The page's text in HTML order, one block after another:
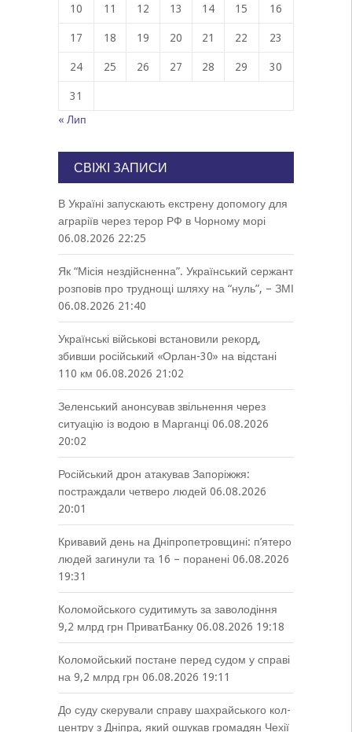
10 11 12 13 14 15 16
17 18 19 20 21 22 23
24 25 26 27 28 29 30
31
« Лип
СВІЖІ ЗАПИСИ
В Україні запускають екстрену допомогу для
аграріїв через терор РФ в Чорному морі
06.08.2026 22:25
Як “Місія нездійсненна”. Український сержант
розповів про труднощі шляху на “нуль”, – ЗМІ
06.08.2026 21:40
Українські військові встановили рекорд,
збивши російський «Орлан-30» на відстані
110 км 06.08.2026 21:02
Зеленський анонсував звільнення через
ситуацію із водою в Марганці 06.08.2026
20:02
Російський дрон атакував Запоріжжя:
постраждали четверо людей 06.08.2026
20:01
Кривавий день на Дніпропетровщині: п’ятеро
людей загинули та 16 – поранені 06.08.2026
19:31
Коломойського судитимуть за заволодіння
9,2 млрд грн ПриватБанку 06.08.2026 19:18
Коломойський постане перед судом у справі
на 9,2 млрд грн 06.08.2026 19:11
До суду скерували справу шахрайського кол-
центру з Дніпра, який ошукав громадян Чехії